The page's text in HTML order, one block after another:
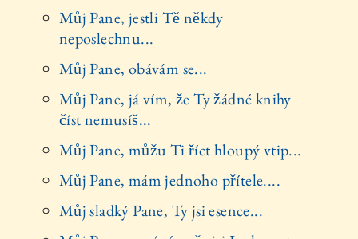
Můj Pane, jestli Tě někdy
neposlechnu...
Můj Pane, obávám se...
Můj Pane, já vím, že Ty žádné knihy
číst nemusíš...
Můj Pane, můžu Ti říct hloupý vtip...
Můj Pane, mám jednoho přítele....
Můj sladký Pane, Ty jsi esence...